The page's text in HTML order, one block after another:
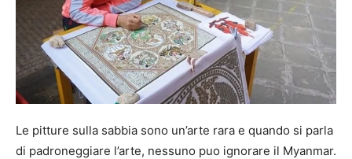
Le pitture sulla sabbia sono un’arte rara e quando si parla
di padroneggiare l’arte, nessuno puo ignorare il Myanmar.